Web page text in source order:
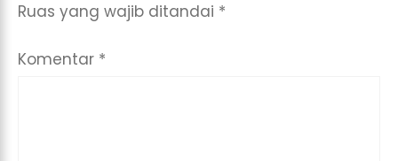
Ruas yang wajib ditandai *
Komentar *